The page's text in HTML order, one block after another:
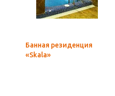
Банная резиденция
«Skala»